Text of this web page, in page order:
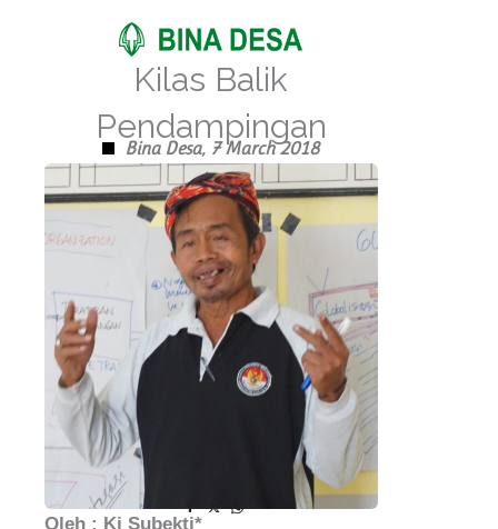
Kilas Balik
Pendampingan
Bina Desa, 7 March 2018
Oleh : Ki Subekti*